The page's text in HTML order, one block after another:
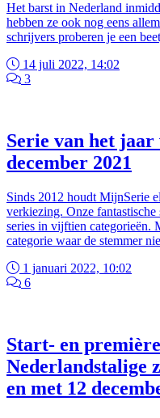
Het barst in Nederland
hebben ze ook nog eens
schrijvers proberen je een
14 juli 2022, 14:02
3
Serie van het
december 2021
Sinds 2012 houdt MijnSerie
verkiezing. Onze
series in vijftien categorieën.
categorie waar de stemmer
1 januari 2022, 10:02
6
Start- en
Nederlandstalige
en met 12